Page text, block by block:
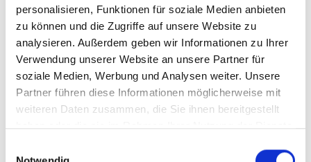
personalisieren, Funktionen für soziale Medien anbieten
zu können und die Zugriffe auf unsere Website zu
analysieren. Außerdem geben wir Informationen zu Ihrer
Verwendung unserer Website an unsere Partner für
soziale Medien, Werbung und Analysen weiter. Unsere
Partner führen diese Informationen möglicherweise mit
weiteren Daten zusammen, die Sie ihnen bereitgestellt
haben oder die sie im Rahmen Ihrer Nutzung der Dienste